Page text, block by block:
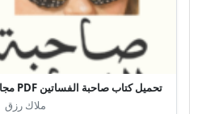
تحميل كتاب صاحبة الفساتين PDF مجانا برابط مباشر لملاك رزق
ملاك رزق